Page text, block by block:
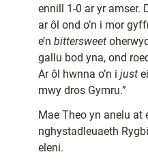
ennill 1-0 ar yr amser.
ar ôl ond o’n i mor
e’n bittersweet
gallu bod yna, ond
Ar ôl hwnna o’n i just
mwy dros Gymru.”
Mae Theo yn anelu
nghystadleuaeth
eleni.